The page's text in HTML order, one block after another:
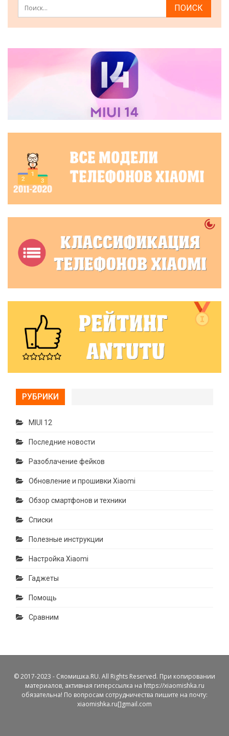
РУБРИКИ
MIUI 12
Последние новости
Разоблачение фейков
Обновление и прошивки Xiaomi
Обзор смартфонов и техники
Списки
Полезные инструкции
Настройка Xiaomi
Гаджеты
Помощь
Сравним
© 2017-2023 - Сяомишка.RU. All Rights Reserved. При копировании
материалов, активная гиперссылка на https://xiaomishka.ru
обязательна! По вопросам сотрудничества пишите на почту:
xiaomishka.ru[]gmail.com